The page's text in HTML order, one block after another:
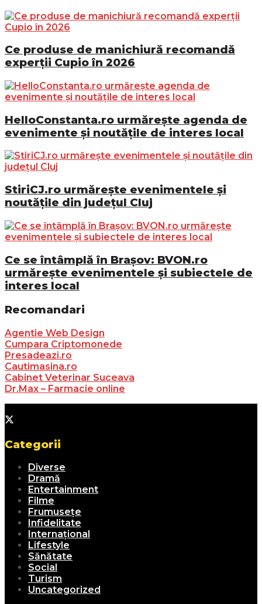
Ce produse de manichiură recomandă
experții Cupio în 2026
HelloConstanta.ro urmărește agenda de
evenimente și noutățile de interes local
StiriCJ.ro urmărește evenimentele și
noutățile din județul Cluj
Ce se întâmplă în Brașov: BVON.ro
urmărește evenimentele și subiectele de
interes local
Recomandari
Agentie Web Design
Cumpara Criptomonede
Presadeazi.ro
Cautimasina.ro
Cabinet Veterinar Suceava
Dr.Max – Farmacie online
Categorii
Diverse
Dramă
Entertainment
Filme
Frumusețe
Infidelitate
Internațional
Lifestyle
Sănătate
Social
Turism
Uncategorized